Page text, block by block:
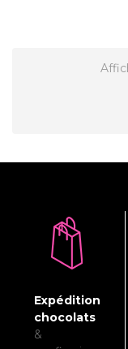
Expédition
chocolats
&